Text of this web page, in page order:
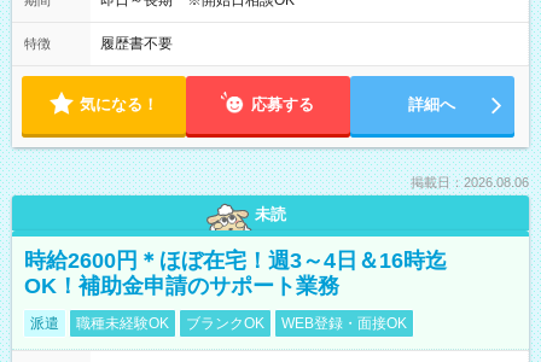
特徴 履歴書不要
気になる！ 応募する 詳細へ
掲載日：2026.08.06
未読
時給2600円＊ほぼ在宅！週3～4日＆16時迄
OK！補助金申請のサポート業務
派遣 職種未経験OK ブランクOK WEB登録・面接OK